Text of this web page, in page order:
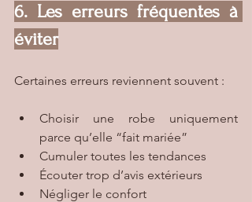
6. Les erreurs fréquentes à
éviter
Certaines erreurs reviennent souvent :
Choisir une robe uniquement
parce qu’elle “fait mariée”
Cumuler toutes les tendances
Écouter trop d’avis extérieurs
Négliger le confort